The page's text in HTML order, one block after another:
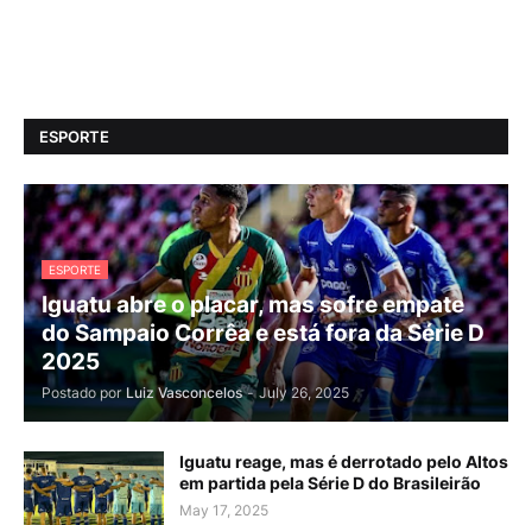
ESPORTE
ESPORTE
Iguatu abre o placar, mas sofre empate
do Sampaio Corrêa e está fora da Série D
2025
Postado por Luiz Vasconcelos - July 26, 2025
Iguatu reage, mas é derrotado pelo Altos
em partida pela Série D do Brasileirão
May 17, 2025